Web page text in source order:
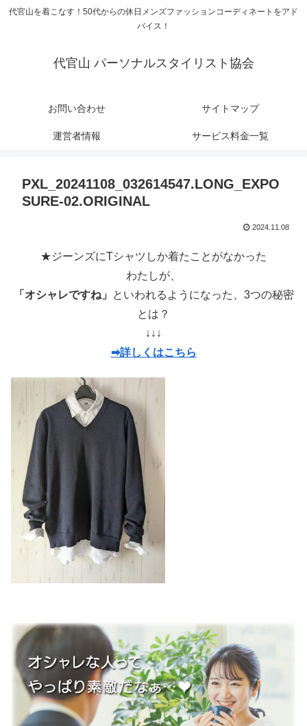
代官山を着こなす！50代からの休日メンズファッションコーディネートをアド
バイス！
代官山 パーソナルスタイリスト協会
お問い合わせ サイトマップ
運営者情報 サービス料金一覧
PXL_20241108_032614547.LONG_EXPO
SURE-02.ORIGINAL
2024.11.08
★ジーンズにTシャツしか着たことがなかった
わたしが、
「オシャレですね」
といわれるようになった、3つの秘密
とは？
↓↓↓
➡詳しくはこちら